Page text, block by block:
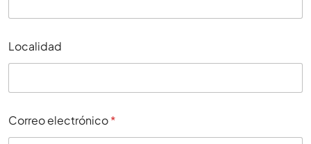
Localidad
Correo electrónico*